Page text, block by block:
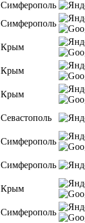
Симферополь
Симферополь
Крым
Крым
Крым
Севастополь
Симферополь
Симферополь
Крым
Симферополь